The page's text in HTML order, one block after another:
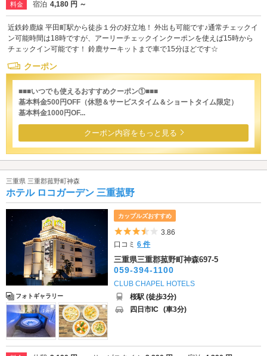
料金 宿泊 4,180 円 ～
近鉄鈴鹿線 平田町駅から徒歩１分の好立地！ 外出も可能です♪通常チェックイ
ン可能時間は18時ですが、アーリーチェックインクーポンを使えば15時から
チェックイン可能です！ 鈴鹿サーキットまで車で15分ほどです☆
クーポン
■■■いつでも使えるおすすめクーポン①■■■
基本料金500円OFF（休憩＆サービスタイム＆ショートタイム限定）
基本料金1000円OF...
クーポン内容をもっと見る
三重県 三重郡菰野町神森
ホテル ロコガーデン 三重菰野
フォトギャラリー
カップルズおすすめ
5つ星のうち3.5
3.86
口コミ6 件
三重県三重郡菰野町神森697-5
059-394-1100
CLUB CHAPEL HOTELS
桜駅 (徒歩3分)
四日市IC (車3分)